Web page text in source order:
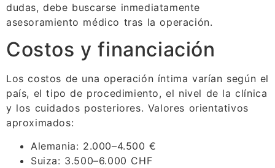
dudas, debe buscarse inmediatamente
asesoramiento médico tras la operación.
Costos y financiación
Los costos de una operación íntima varían según el
país, el tipo de procedimiento, el nivel de la clínica
y los cuidados posteriores. Valores orientativos
aproximados:
Alemania: 2.000–4.500 €
Suiza: 3.500–6.000 CHF